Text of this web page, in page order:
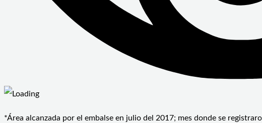
*Área alcanzada por el embalse en julio del 2017; mes donde se